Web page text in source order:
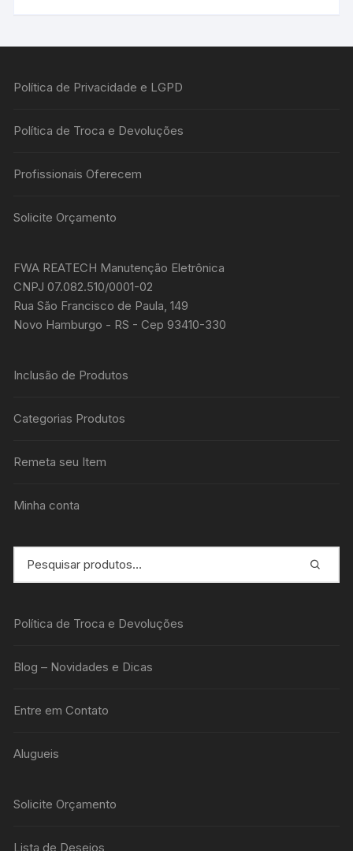
Política de Privacidade e LGPD
Política de Troca e Devoluções
Profissionais Oferecem
Solicite Orçamento
FWA REATECH Manutenção Eletrônica
CNPJ 07.082.510/0001-02
Rua São Francisco de Paula, 149
Novo Hamburgo - RS - Cep 93410-330
Inclusão de Produtos
Categorias Produtos
Remeta seu Item
Minha conta
Política de Troca e Devoluções
Blog – Novidades e Dicas
Entre em Contato
Alugueis
Solicite Orçamento
Lista de Desejos